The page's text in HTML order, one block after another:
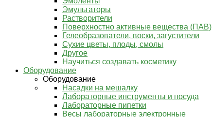
Эмульгаторы
Растворители
Поверхностно активные вещества (ПАВ)
Гелеобразователи, воски, загустители
Сухие цветы, плоды, смолы
Другое
Научиться создавать косметику
Оборудование
Оборудование
Насадки на мешалку
Лабораторные инструменты и посуда
Лабораторные пипетки
Весы лабораторные электронные